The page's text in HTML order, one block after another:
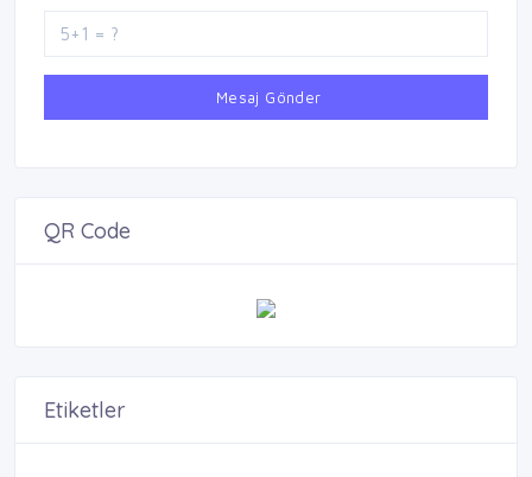
Mesaj Gönder
QR Code
Etiketler